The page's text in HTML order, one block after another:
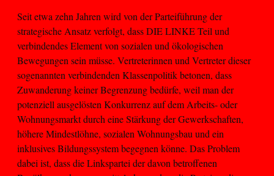
Seit etwa zehn Jahren wird von der Parteiführung der
strategische Ansatz verfolgt, dass DIE LINKE Teil und
verbindendes Element von sozialen und ökologischen
Bewegungen sein müsse. Vertreterinnen und Vertreter dieser
sogenannten verbindenden Klassenpolitik betonen, dass
Zuwanderung keiner Begrenzung bedürfe, weil man der
potenziell ausgelösten Konkurrenz auf dem Arbeits- oder
Wohnungsmarkt durch eine Stärkung der Gewerkschaften,
höhere Mindestlöhne, sozialen Wohnungsbau und ein
inklusives Bildungssystem begegnen könne. Das Problem
dabei ist, dass die Linkspartei der davon betroffenen